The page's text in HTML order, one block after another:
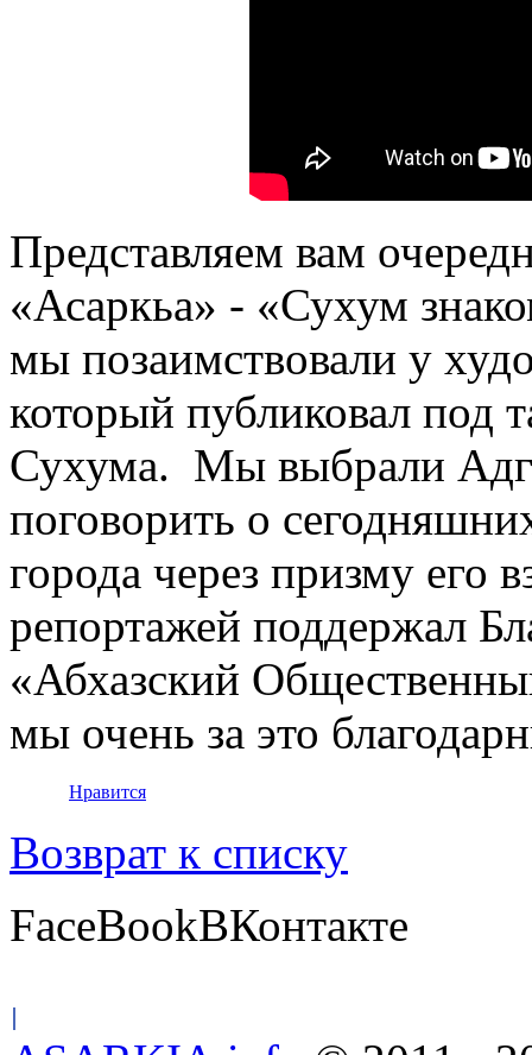
Представляем вам
«Асаркьа» - «Сухум
мы позаимствовали у
который публиковал под
Сухума. Мы выбрали
поговорить о
города через призму его
репортажей поддержал
«Абхазский
мы очень за это
Нравится
Возврат к списку
FaceBookВКонтакте